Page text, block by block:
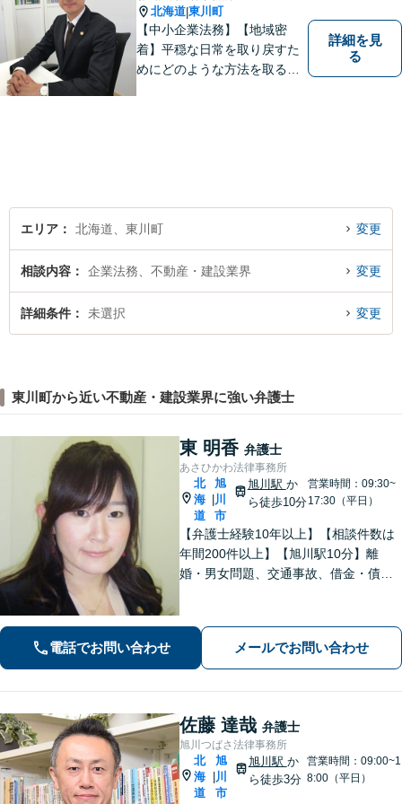
北海道|東川町
【中小企業法務】【地域密
着】平穏な日常を取り戻すた
めにどのような方法を取るの
詳細を見
る
エリア 北海道、東川町 変更
相談内容 企業法務、不動産・建設業界 変更
詳細条件 未選択 変更
東川町から近い不動産・建設業界に強い弁護士
東 明香 弁護士
あさひかわ法律事務所
北
海
道
旭
川
市
旭川駅 か
ら徒歩10分
営業時間：09:30~
17:30（平日）
【弁護士経験10年以上】【相談件数は
年間200件以上】【旭川駅10分】離
婚・男女問題、交通事故、借金・債務
くりお伺いすること。お気軽にご相談
ください【初回40分無料相談】
電話でお問い合わせ メールでお問い合わせ
佐藤 達哉 弁護士
旭川つばさ法律事務所
北
海
道
旭
川
市
旭川駅 か
ら徒歩3分
営業時間：09:00~1
8:00（平日）